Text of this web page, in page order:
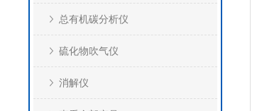
总有机碳分析仪
硫化物吹气仪
消解仪